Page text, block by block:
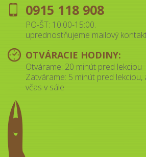
0915 118 908
PO-ŠT: 10:00-15:00.
uprednostňujeme mailový
OTVÁRACIE HODINY:
Otvárame: 20 minút pred lekciou
Zatvárame: 5 minút pred lekciou,
včas v sále